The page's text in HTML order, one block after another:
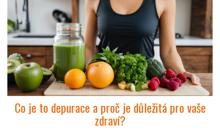
Co je to depurace a proč je důležitá pro vaše
zdraví?